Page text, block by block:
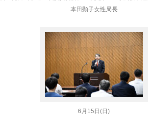
本田顕子女性局長
6月15日(日)